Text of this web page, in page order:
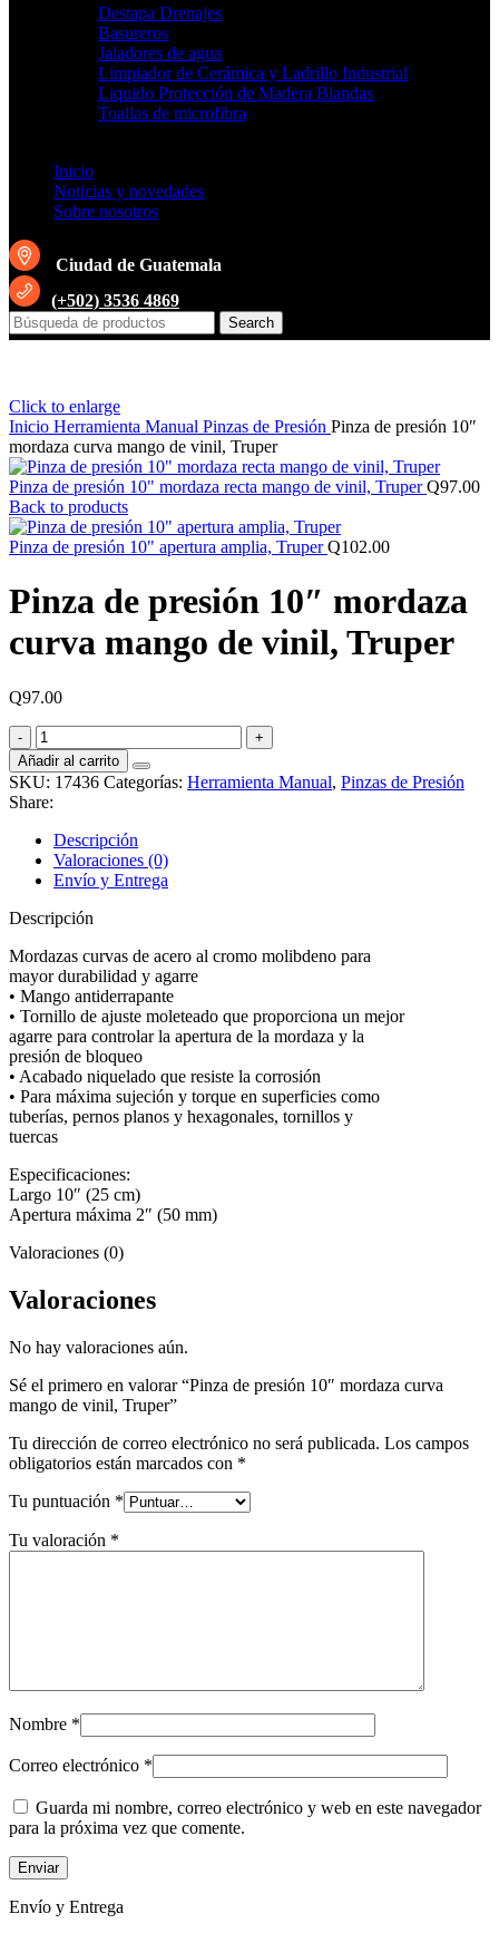
Destapa Drenajes
Basureros
Jaladores de agua
Limpiador de Cerámica y Ladrillo Industrial
Liquido Protección de Madera Blandas
Toallas de microfibra
Inicio
Noticias y novedades
Sobre nosotros
Ciudad de Guatemala
(+502) 3536 4869
Search
Click to enlarge
Inicio Herramienta Manual Pinzas de Presión Pinza de presión 10″
mordaza curva mango de vinil, Truper
Pinza de presión 10" mordaza recta mango de vinil, TruperQ97.00
Back to products
Pinza de presión 10" apertura amplia, TruperQ102.00
Pinza de presión 10″ mordaza
curva mango de vinil, Truper
Q97.00
Pinza
de
presión
10"
mordaza
curva
mango
de
vinil,
Truper
Añadir al carrito
SKU: 17436 Categorías: Herramienta Manual, Pinzas de Presión
Share:
Descripción
Valoraciones (0)
Envío y Entrega
Descripción
Mordazas curvas de acero al cromo molibdeno para
mayor durabilidad y agarre
• Mango antiderrapante
• Tornillo de ajuste moleteado que proporciona un mejor
agarre para controlar la apertura de la mordaza y la
presión de bloqueo
• Acabado niquelado que resiste la corrosión
• Para máxima sujeción y torque en superficies como
tuberías, pernos planos y hexagonales, tornillos y
tuercas
Especificaciones:
Largo 10″ (25 cm)
Apertura máxima 2″ (50 mm)
Valoraciones (0)
Valoraciones
No hay valoraciones aún.
Sé el primero en valorar “Pinza de presión 10″ mordaza curva
mango de vinil, Truper”
Tu dirección de correo electrónico no será publicada. Los campos
obligatorios están marcados con *
Tu puntuación *
Tu valoración *
Nombre *
Correo electrónico *
Guarda mi nombre, correo electrónico y web en este navegador
para la próxima vez que comente.
Envío y Entrega